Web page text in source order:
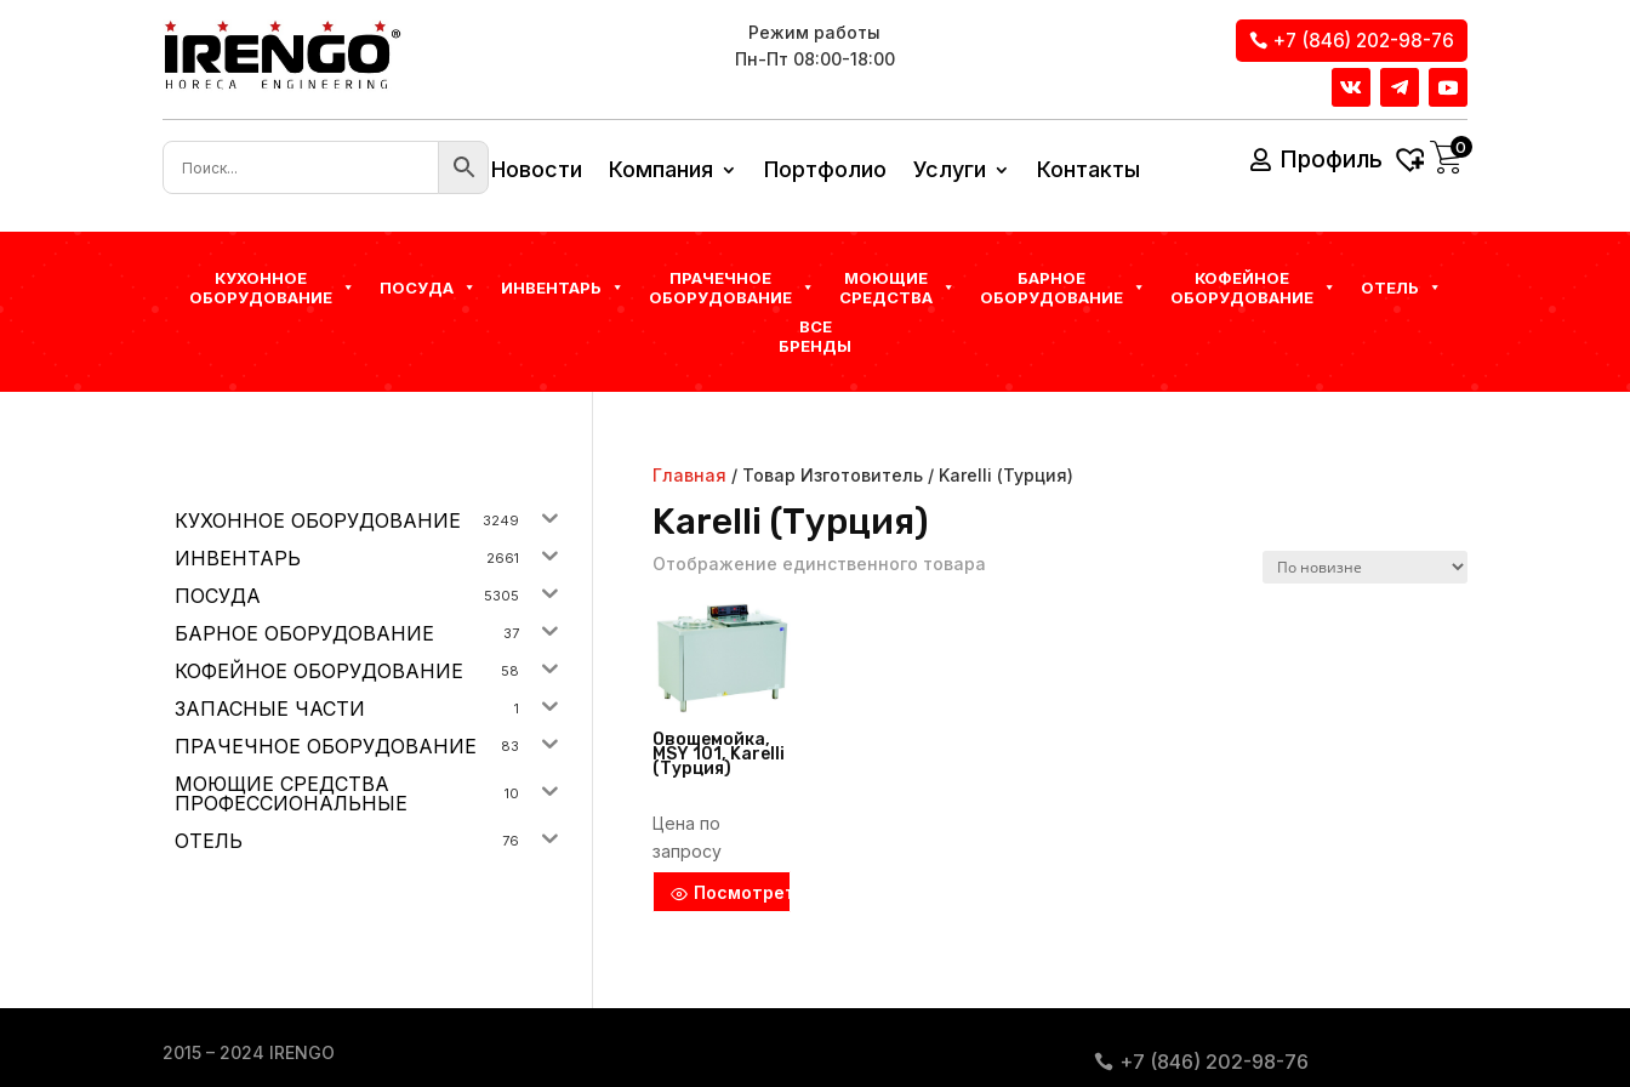
Режим работы
Пн-Пт 08:00-18:00
+7 (846) 202-98-76
Новости Компания Портфолио Услуги Контакты Профиль 0
КУХОННОЕ
ОБОРУДОВАНИЕ
ПОСУДА ИНВЕНТАРЬ
ПРАЧЕЧНОЕ
ОБОРУДОВАНИЕ
МОЮЩИЕ
СРЕДСТВА
БАРНОЕ
ОБОРУДОВАНИЕ
КОФЕЙНОЕ
ОБОРУДОВАНИЕ
ОТЕЛЬ
ВСЕ
БРЕНДЫ
Главная / Товар Изготовитель / Karelli (Турция)
Karelli (Турция)
Отображение единственного товара
Овощемойка,
MSY 101, Karelli
(Турция)
Цена по
запросу
Посмотреть
КУХОННОЕ ОБОРУДОВАНИЕ 3249
ИНВЕНТАРЬ 2661
ПОСУДА 5305
БАРНОЕ ОБОРУДОВАНИЕ 37
КОФЕЙНОЕ ОБОРУДОВАНИЕ 58
ЗАПАСНЫЕ ЧАСТИ 1
ПРАЧЕЧНОЕ ОБОРУДОВАНИЕ 83
МОЮЩИЕ СРЕДСТВА
ПРОФЕССИОНАЛЬНЫЕ
10
ОТЕЛЬ 76
2015 – 2024 IRENGO +7 (846) 202-98-76